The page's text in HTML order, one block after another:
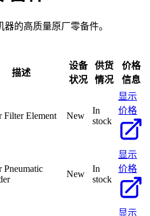
器的高质量原厂零备件。
描述
设备
状况
供货
情况
价格
信息
Filter Element New
In
stock
显示
价格
Pneumatic
New
In
stock
显示
价格
显示